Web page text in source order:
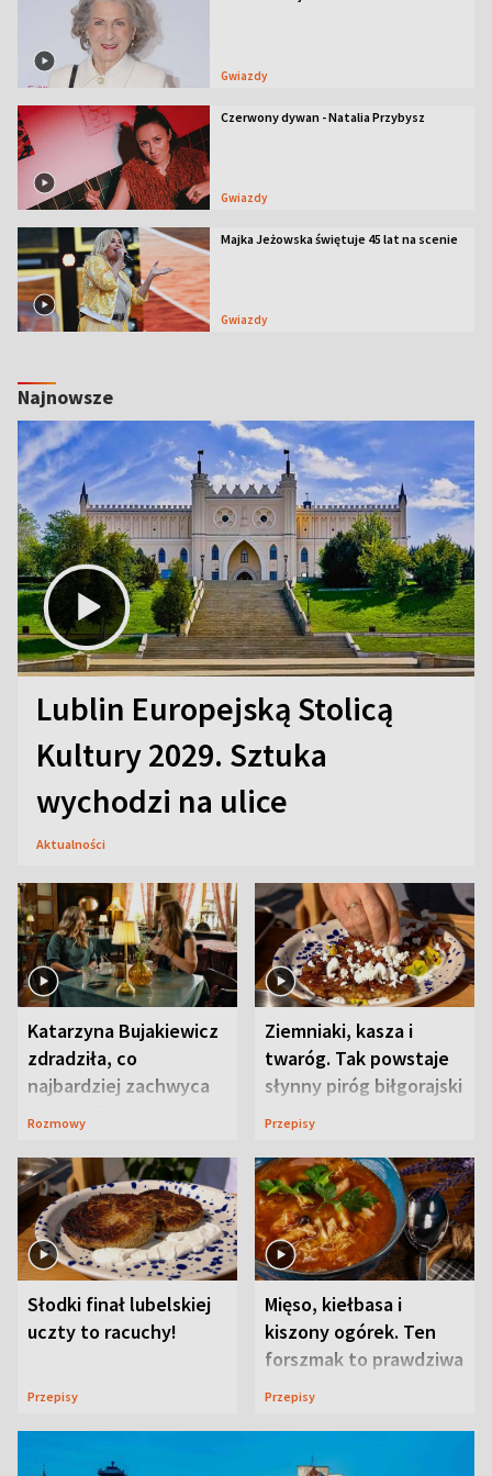
Gwiazdy
Czerwony dywan - Natalia Przybysz
Gwiazdy
Majka Jeżowska świętuje 45 lat na scenie
Gwiazdy
Najnowsze
Lublin Europejską Stolicą
Kultury 2029. Sztuka
wychodzi na ulice
Aktualności
Katarzyna Bujakiewicz
zdradziła, co
najbardziej zachwyca
ją w Lublinie
Rozmowy
Ziemniaki, kasza i
twaróg. Tak powstaje
słynny piróg biłgorajski
Przepisy
Słodki finał lubelskiej
uczty to racuchy!
Przepisy
Mięso, kiełbasa i
kiszony ogórek. Ten
forszmak to prawdziwa
uczta
Przepisy